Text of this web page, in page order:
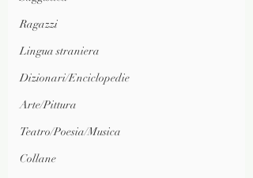
Ragazzi
Lingua straniera
Dizionari/Enciclopedie
Arte/Pittura
Teatro/Poesia/Musica
Collane